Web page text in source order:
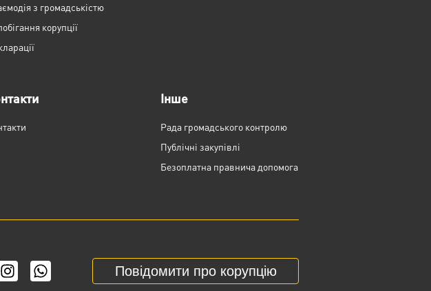
з громадськістю
корупції
Інше
Рада громадського контролю
Публічні закупівлі
Безоплатна правнича допомога
Повідомити про корупцію